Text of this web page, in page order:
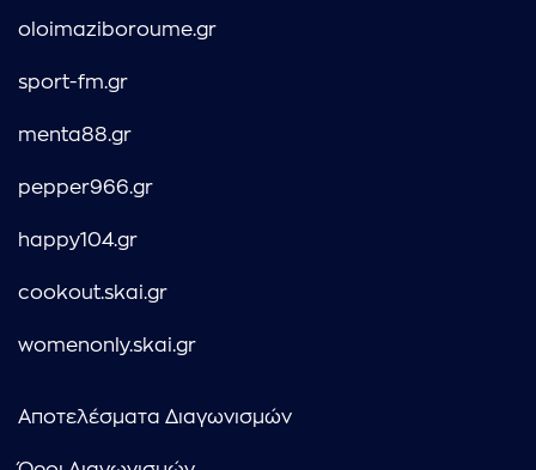
oloimaziboroume.gr
sport-fm.gr
menta88.gr
pepper966.gr
happy104.gr
cookout.skai.gr
womenonly.skai.gr
Αποτελέσματα Διαγωνισμών